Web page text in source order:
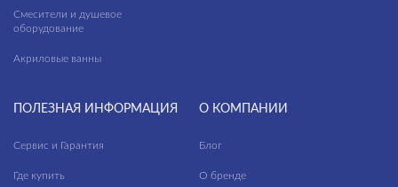
Смесители и душевое
оборудование
Акриловые ванны
ПОЛЕЗНАЯ ИНФОРМАЦИЯ
Сервис и Гарантия
Где купить
О КОМПАНИИ
Блог
О бренде